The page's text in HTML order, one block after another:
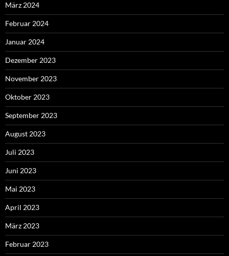
März 2024
Februar 2024
Januar 2024
Dezember 2023
November 2023
Oktober 2023
September 2023
August 2023
Juli 2023
Juni 2023
Mai 2023
April 2023
März 2023
Februar 2023